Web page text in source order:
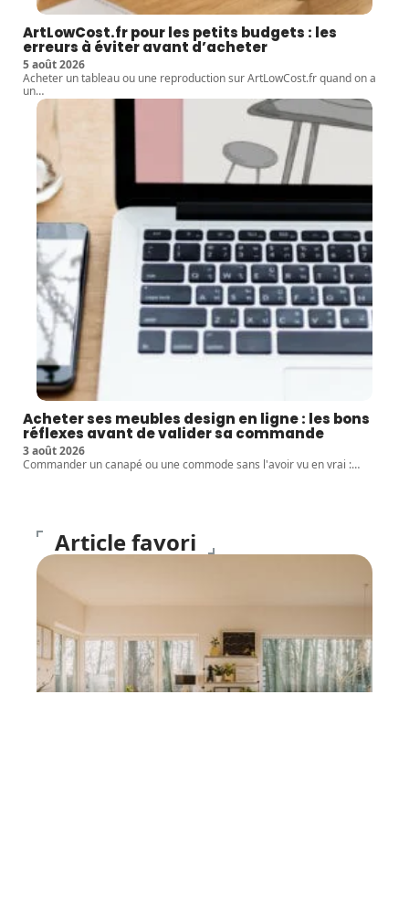
ArtLowCost.fr pour les petits budgets : les
erreurs à éviter avant d’acheter
5 août 2026
Acheter un tableau ou une reproduction sur ArtLowCost.fr quand on a
un…
Acheter ses meubles design en ligne : les bons
réflexes avant de valider sa commande
3 août 2026
Commander un canapé ou une commode sans l'avoir vu en vrai :…
Article favori